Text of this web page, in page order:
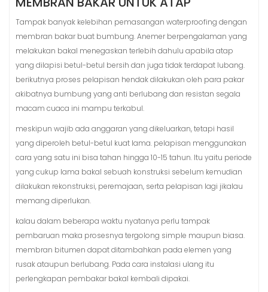
Tampak banyak kelebihan pemasangan waterproofing dengan
membran bakar buat bumbung. Anemer berpengalaman yang
melakukan bakal menegaskan terlebih dahulu apabila atap
yang dilapisi betul-betul bersih dan juga tidak terdapat lubang.
berikutnya proses pelapisan hendak dilakukan oleh para pakar
akibatnya bumbung yang anti berlubang dan resistan segala
macam cuaca ini mampu terkabul.
meskipun wajib ada anggaran yang dikeluarkan, tetapi hasil
yang diperoleh betul-betul kuat lama. pelapisan menggunakan
cara yang satu ini bisa tahan hingga 10-15 tahun. Itu yaitu periode
yang cukup lama bakal sebuah konstruksi sebelum kemudian
dilakukan rekonstruksi, peremajaan, serta pelapisan lagi jikalau
memang diperlukan.
kalau dalam beberapa waktu nyatanya perlu tampak
pembaruan maka prosesnya tergolong simple maupun biasa.
membran bitumen dapat ditambahkan pada elemen yang
rusak ataupun berlubang. Pada cara instalasi ulang itu
perlengkapan pembakar bakal kembali dipakai.